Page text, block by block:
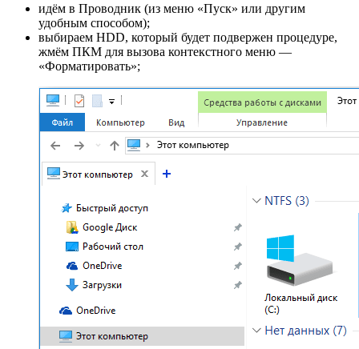
идём в Проводник (из меню «Пуск» или другим
удобным способом);
выбираем HDD, который будет подвержен процедуре,
жмём ПКМ для вызова контекстного меню —
«Форматировать»;